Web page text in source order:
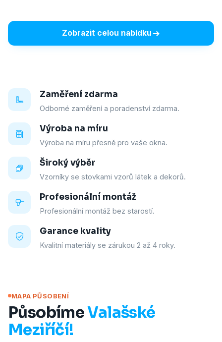
Zobrazit celou nabídku
Zaměření zdarma
Odborné zaměření a poradenství zdarma.
Výroba na míru
Výroba na míru přesně pro vaše okna.
Široký výběr
Vzorníky se stovkami vzorů látek a dekorů.
Profesionální montáž
Profesionální montáž bez starostí.
Garance kvality
Kvalitní materiály se zárukou 2 až 4 roky.
MAPA PŮSOBENÍ
PůsobímeValašské
Meziříčí!